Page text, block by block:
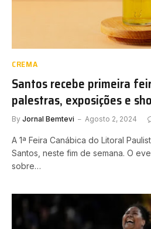
CREMA
Santos recebe primeira
palestras, exposições e
By Jornal Bemtevi Agosto 2, 2024
A 1ª Feira Canábica do Litoral
Santos, neste fim de semana. O
sobre…